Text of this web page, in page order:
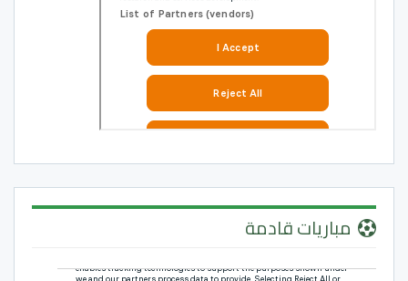
مباريات قادمة